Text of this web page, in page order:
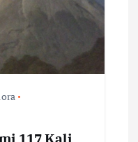
117 Kali